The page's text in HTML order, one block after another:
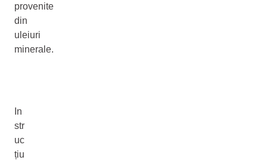
provenite
din
uleiuri
minerale.
In
str
uc
țiu